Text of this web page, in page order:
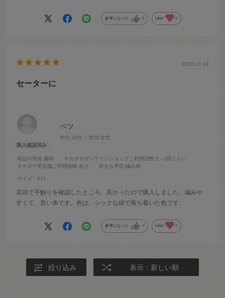
参考になった 0 Like! 0
ペツ
年代:10代 性別:女性
商品の用途:趣味 オカダヤオンラインショップご利用回数:2～3回くらい
オカダヤ実店舗ご利用経験:あり 好きな手芸:編み物
サイズ：511
2022.10.19
セーターに
店頭で手触りを確認したところ、良かったので購入しました。編みや
すくて、良い糸です。色は、シックな緑で落ち着いた色です。
参考になった 0 Like! 0
絞り込み 表示：新しい順